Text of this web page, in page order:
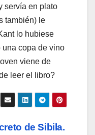
servía en plato
también) le
lo hubiese
copa de vino
viene de
leer el libro?
de Sibila.